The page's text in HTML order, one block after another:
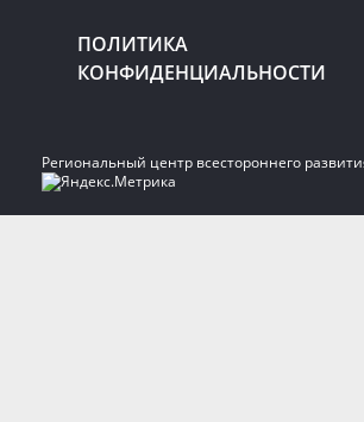
ПОЛИТИКА
КОНФИДЕНЦИАЛЬНОСТИ
Региональный центр всестороннего